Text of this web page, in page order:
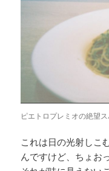
ピエトロプレミオの絶望
これは日の光射しこ
んですけど、ちょお